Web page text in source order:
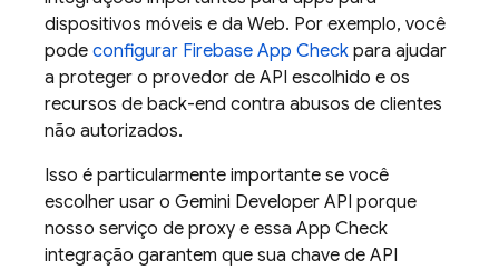
dispositivos móveis e da Web. Por exemplo, você
pode configurar Firebase App Check para ajudar
a proteger o provedor de API escolhido e os
recursos de back-end contra abusos de clientes
não autorizados.
Isso é particularmente importante se você
escolher usar o Gemini Developer API porque
nosso serviço de proxy e essa App Check
integração garantem que sua chave de API